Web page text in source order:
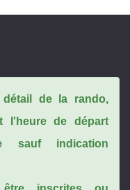
de la rando,
l'heure de départ
sauf indication